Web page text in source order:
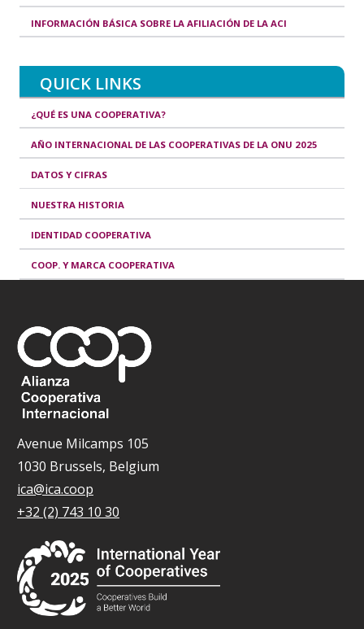
INFORMACIÓN BÁSICA SOBRE LA AFILIACIÓN DE LA ACI
QUICK LINKS
¿QUÉ ES UNA COOPERATIVA?
AÑO INTERNACIONAL DE LAS COOPERATIVAS DE LA ONU 2025
DATOS Y CIFRAS
NUESTRA HISTORIA
IDENTIDAD COOPERATIVA
COOP. Y MARCA COOPERATIVA
Avenue Milcamps 105
1030 Brussels, Belgium
ica@ica.coop
+32 (2) 743 10 30